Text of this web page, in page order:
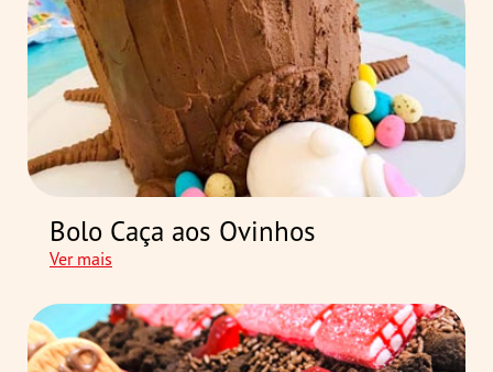
Bolo Caça aos Ovinhos
Ver mais